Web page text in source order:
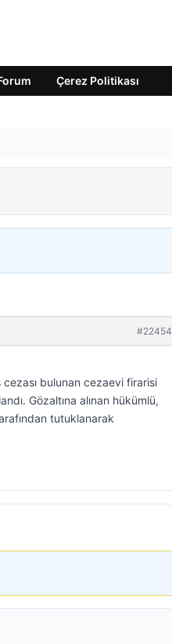
Çerez Politikası
#22454
cezası bulunan cezaevi firarisi
Gözaltına alınan hükümlü,
tutuklanarak